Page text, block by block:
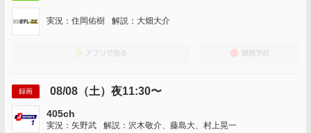
実況：住岡佑樹 解説：大畑大介
録画 08/08（土）夜11:30〜
405ch
実況：矢野武 解説：沢木敬介、藤島大、村上晃一